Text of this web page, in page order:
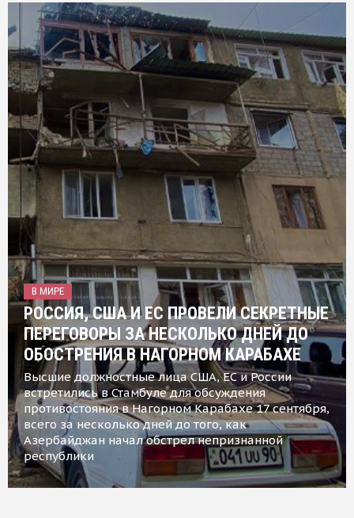
В МИРЕ
РОССИЯ, США И ЕС ПРОВЕЛИ СЕКРЕТНЫЕ
ПЕРЕГОВОРЫ ЗА НЕСКОЛЬКО ДНЕЙ ДО
ОБОСТРЕНИЯ В НАГОРНОМ КАРАБАХЕ
Высшие должностные лица США, ЕС и России
встретились в Стамбуле для обсуждения
противостояния в Нагорном Карабахе 17 сентября,
всего за несколько дней до того, как
Азербайджан начал обстрел непризнанной
республики